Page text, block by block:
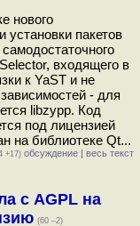
нового
установки пакетов
входящего в
к YaST и не
- для
libzypp. Код
под лицензией
на библиотеке Qt...
+17) обсуждение | весь текст
с AGPL на
(60 –2)